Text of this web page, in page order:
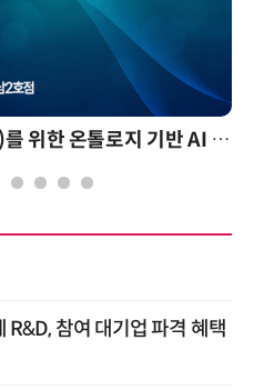
모든 업무 담당자(비개발자)를 위한 온톨로지 기반 AI 지식체계 설계 1-day 워크숍
R&D, 참여 대기업 파격 혜택